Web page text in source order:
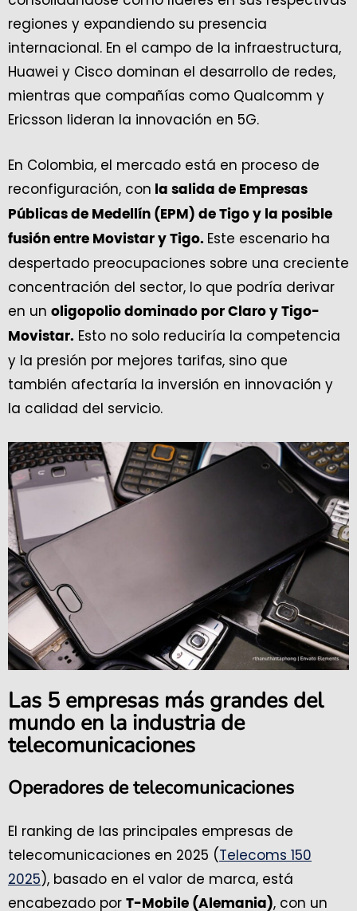
regiones y expandiendo su presencia
internacional. En el campo de la infraestructura,
Huawei y Cisco dominan el desarrollo de redes,
mientras que compañías como Qualcomm y
Ericsson lideran la innovación en 5G.
En Colombia, el mercado está en proceso de
reconfiguración, con la salida de Empresas
Públicas de Medellín (EPM) de Tigo y la posible
fusión entre Movistar y Tigo. Este escenario ha
despertado preocupaciones sobre una creciente
concentración del sector, lo que podría derivar
en un oligopolio dominado por Claro y Tigo-
Movistar. Esto no solo reduciría la competencia
y la presión por mejores tarifas, sino que
también afectaría la inversión en innovación y
la calidad del servicio.
Las 5 empresas más grandes del
mundo en la industria de
telecomunicaciones
Operadores de telecomunicaciones
El ranking de las principales empresas de
telecomunicaciones en 2025 (Telecoms 150
2025), basado en el valor de marca, está
encabezado por T-Mobile (Alemania), con un